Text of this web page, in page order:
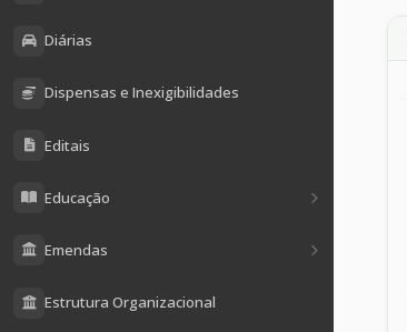
Diárias
Dispensas e Inexigibilidades
Editais
Educação
Emendas
Estrutura Organizacional